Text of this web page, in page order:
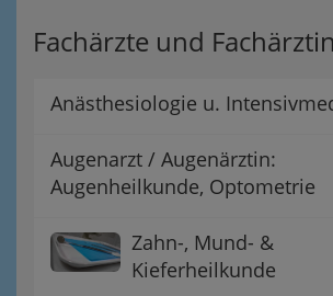
Fachärzte und
Anästhesiologie u.
Augenarzt / Augenärztin:
Augenheilkunde, Optometrie
Zahn-, Mund- &
Kieferheilkunde